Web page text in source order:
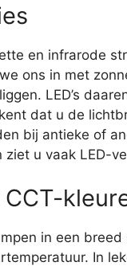
en infrarode
ons in met
LED’s
dat u de
bij antieke of
u vaak LED-
in een breed
In